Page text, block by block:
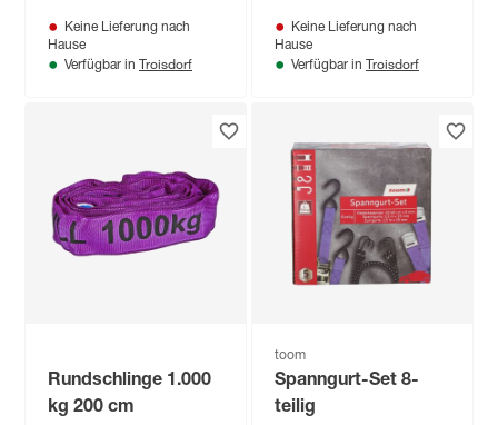
Keine Lieferung nach
Hause
Verfügbar in Troisdorf
Keine Lieferung nach
Hause
Verfügbar in Troisdorf
Rundschlinge 1.000
kg 200 cm
toom
Spanngurt-Set 8-
teilig